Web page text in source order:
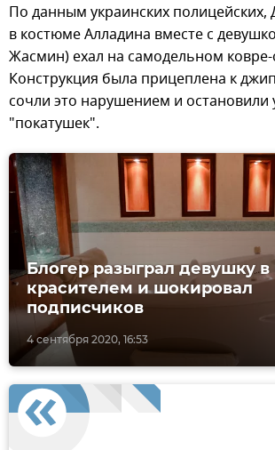
По данным украинских полицейских,
в костюме Алладина вместе с
Жасмин) ехал на самодельном ковре-
Конструкция была прицеплена к
сочли это нарушением и остановили
"покатушек".
4 сентября 2020, 16:53
Блогер разыграл девушку в
красителем и шокировал
подписчиков